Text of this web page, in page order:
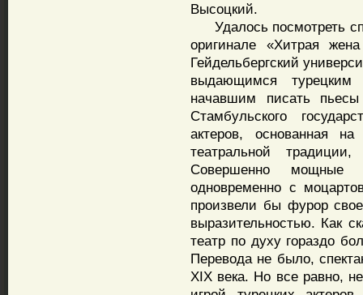
Высоцкий.
Удалось посмотреть
оригинале «Хитрая
Гейдельбергский
выдающимся турецким
начавшим писать пьесы
Стамбульского
актеров, основанная на
театральной
Совершенно мощные
одновременно с
произвели бы фурор
выразительностью. Как
театр по духу гораздо
Перевода не было,
XIX века. Но все равно,